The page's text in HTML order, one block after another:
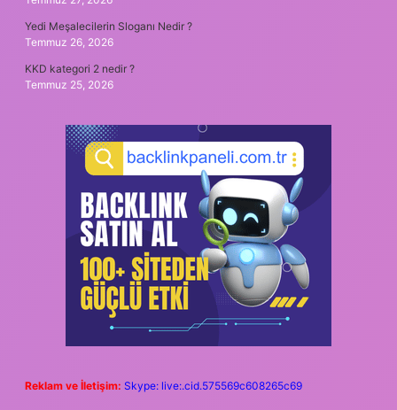
Yedi Meşalecilerin Sloganı Nedir ?
Temmuz 26, 2026
KKD kategori 2 nedir ?
Temmuz 25, 2026
Reklam ve İletişim: Skype: live:.cid.575569c608265c69